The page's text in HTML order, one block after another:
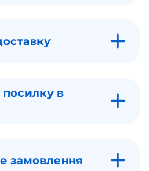
посилку в
замовлення